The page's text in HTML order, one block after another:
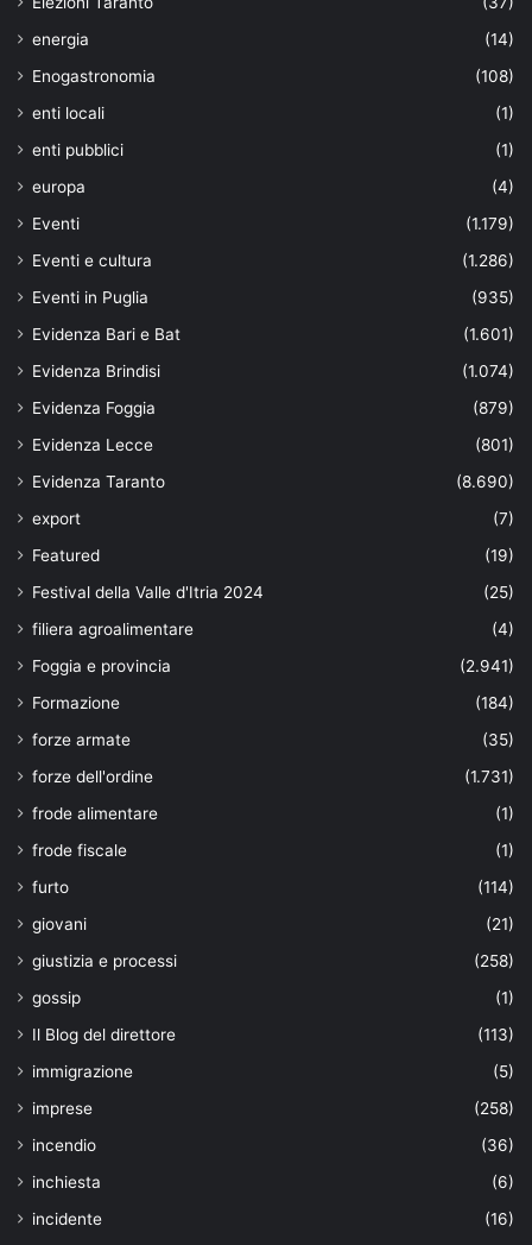
energia
(14)
Enogastronomia
(108)
enti locali
(1)
enti pubblici
(1)
europa
(4)
Eventi
(1.179)
Eventi e cultura
(1.286)
Eventi in Puglia
(935)
Evidenza Bari e Bat
(1.601)
Evidenza Brindisi
(1.074)
Evidenza Foggia
(879)
Evidenza Lecce
(801)
Evidenza Taranto
(8.690)
export
(7)
Featured
(19)
Festival della Valle d'Itria 2024
(25)
filiera agroalimentare
(4)
Foggia e provincia
(2.941)
Formazione
(184)
forze armate
(35)
forze dell'ordine
(1.731)
frode alimentare
(1)
frode fiscale
(1)
furto
(114)
giovani
(21)
giustizia e processi
(258)
gossip
(1)
Il Blog del direttore
(113)
immigrazione
(5)
imprese
(258)
incendio
(36)
inchiesta
(6)
incidente
(16)